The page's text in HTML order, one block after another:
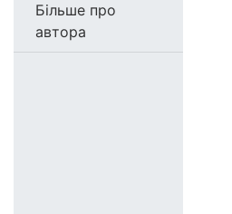
Більше про
автора